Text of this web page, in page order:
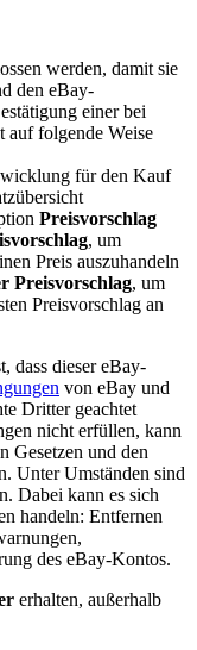
werden, damit sie
den eBay-
einer bei
auf folgende Weise
für den Kauf
Preisvorschlag
, um
Preis auszuhandeln
Preisvorschlag, um
Preisvorschlag an
dass dieser eBay-
von eBay und
Dritter geachtet
nicht erfüllen, kann
Gesetzen und den
Unter Umständen sind
Dabei kann es sich
handeln: Entfernen
des eBay-Kontos.
erhalten, außerhalb